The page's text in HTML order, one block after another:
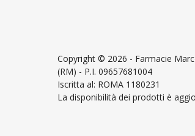
Copyright © 2026 - Farmacie
(RM) - P.I. 09657681004
Iscritta al: ROMA 1180231
La disponibilità dei prodotti è